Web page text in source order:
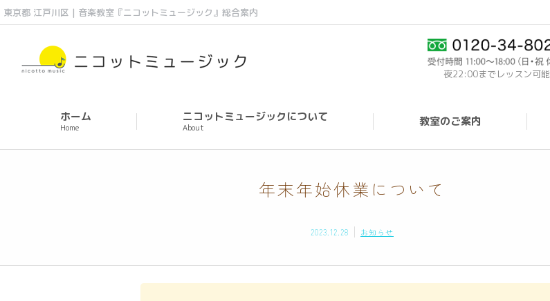
東京都 江戸川区 | 音楽教室『ニコットミュージック』総合案内
夜22:00までレッスン可能
ホーム
Home
ニコットミュージックについて
About 教室のご案内
年末年始休業について
2023.12.28 お知らせ